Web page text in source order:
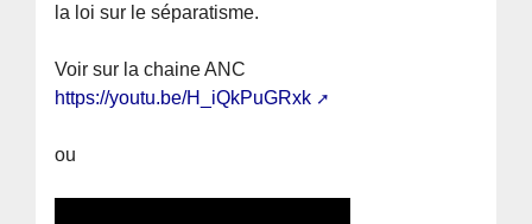
la loi sur le séparatisme.
Voir sur la chaine ANC
https://youtu.be/H_iQkPuGRxk
ou